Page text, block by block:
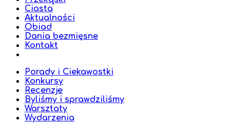
Ciasta
Aktualności
Obiad
Dania bezmięsne
Kontakt
Porady i Ciekawostki
Konkursy
Recenzje
Byliśmy i sprawdziliśmy
Warsztaty
Wydarzenia